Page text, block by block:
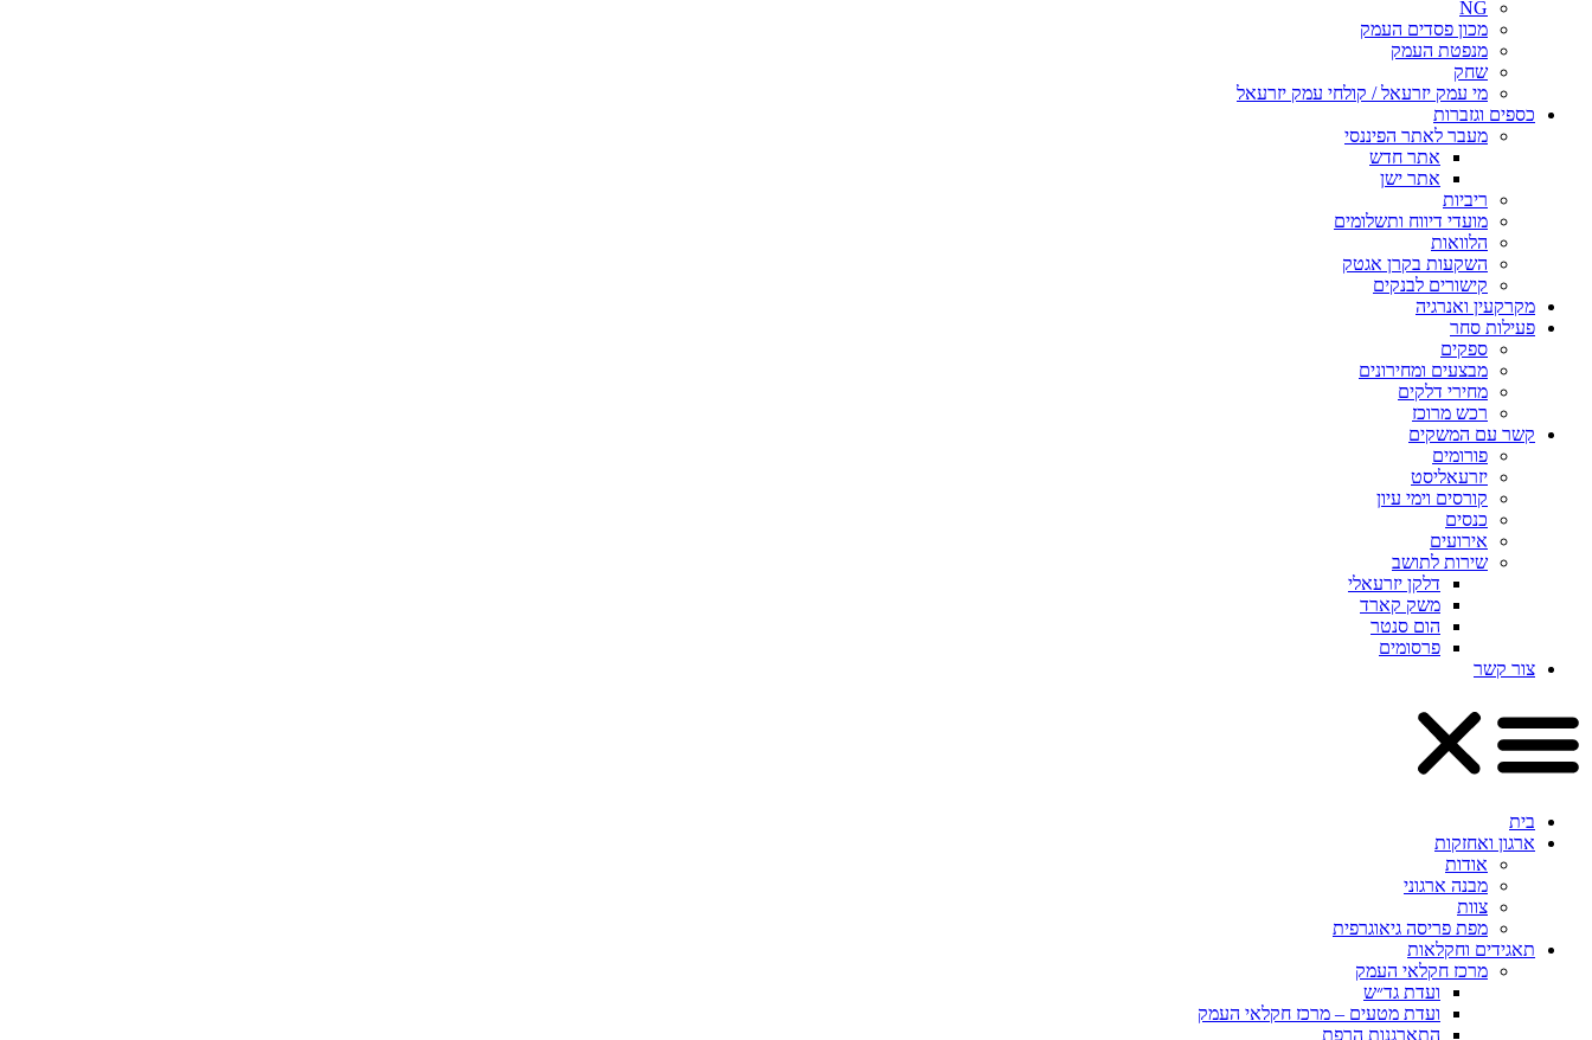
NG
מכון פסדים העמק
מנפטת העמק
שחק
מי עמק יזרעאל / קולחי עמק יזרעאל
כספים וגזברות
מעבר לאתר הפיננסי
אתר חדש
אתר ישן
ריביות
מועדי דיווח ותשלומים
הלוואות
השקעות בקרן אגטק
קישורים לבנקים
מקרקעין ואנרגיה
פעילות סחר
ספקים
מבצעים ומחירונים
מחירי דלקים
רכש מרוכז
קשר עם המשקים
פורומים
יזרעאליסט
קורסים וימי עיון
כנסים
אירועים
שירות לתושב
דלקן יזרעאלי
משק קארד
הום סנטר
פרסומים
צור קשר
בית
ארגון ואחזקות
אודות
מבנה ארגוני
צוות
מפת פריסה גיאוגרפית
תאגידים וחקלאות
מרכז חקלאי העמק
ועדת גד״ש
ועדת מטעים – מרכז חקלאי העמק
התארגנות הרפת